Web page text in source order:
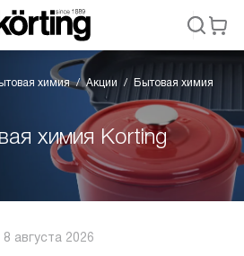
химия Акции Бытовая химия
химия Korting
8 августа 2026